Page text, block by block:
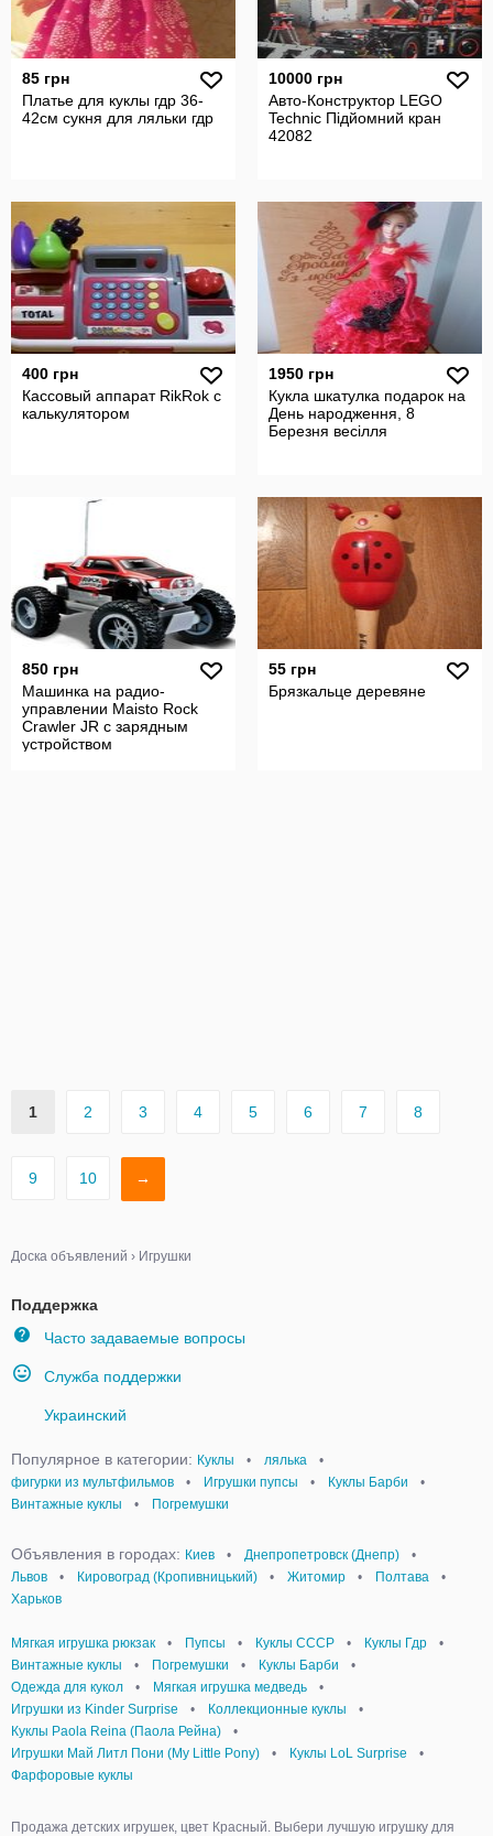
85 грн
Платье для куклы гдр 36-
42см сукня для ляльки гдр
10000 грн
Авто-Конструктор LEGO
Technic Підйомний кран
42082
400 грн
Кассовый аппарат RikRok с
калькулятором
1950 грн
Кукла шкатулка подарок на
День народження, 8
Березня весілля
850 грн
Машинка на радио-
управлении Maisto Rock
Crawler JR с зарядным
устройством
55 грн
Брязкальце деревяне
1 2 3 4 5 6 7 8
9 10 →
Доска объявлений › Игрушки
Поддержка
Часто задаваемые вопросы
Служба поддержки
Украинский
Популярное в категории: Куклы • лялька
•
фигурки из мультфильмов
• Игрушки пупсы • Куклы Барби
•
Винтажные куклы
• Погремушки
Объявления в городах: Киев • Днепропетровск (Днепр)
•
Львов
• Кировоград (Кропивницький) • Житомир • Полтава
•
Харьков
Мягкая игрушка рюкзак • Пупсы • Куклы СССР • Куклы Гдр
•
Винтажные куклы
• Погремушки • Куклы Барби
•
Одежда для кукол
• Мягкая игрушка медведь
•
Игрушки из Kinder Surprise
• Коллекционные куклы
•
Куклы Paola Reina (Паола Рейна)
•
Игрушки Май Литл Пони (My Little Pony)
• Куклы LoL Surprise
•
Фарфоровые куклы
Продажа детских игрушек, цвет Красный. Выбери лучшую игрушку для